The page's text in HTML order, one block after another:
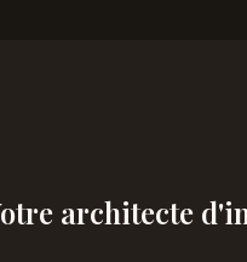
architecte